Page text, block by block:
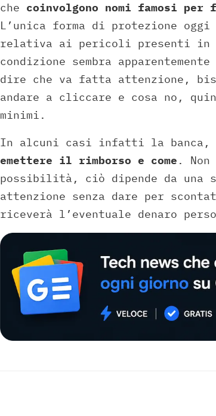
che coinvolgono nomi famosi
L’unica forma di protezione
relativa ai pericoli presenti in
condizione sembra
dire che va fatta attenzione,
andare a cliccare e cosa no,
minimi.
In alcuni casi infatti la banca,
emettere il rimborso e come .
possibilità, ciò dipende da
attenzione senza dare per
riceverà l’eventuale denaro